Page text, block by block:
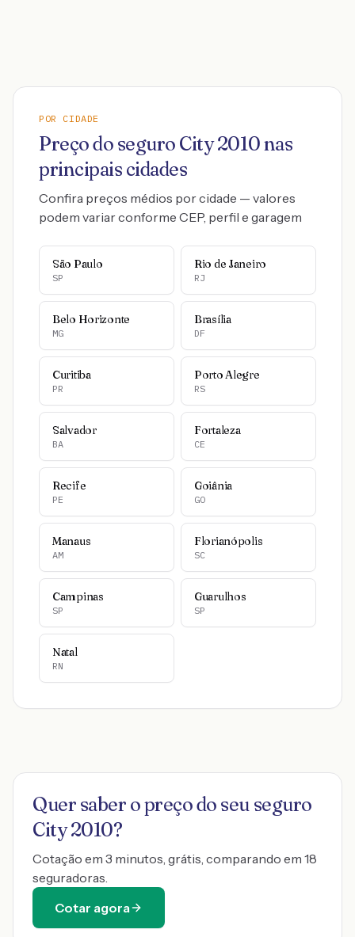
POR CIDADE
Preço do seguro City2010nas
principais cidades
Confira preços médios por cidade — valores
podem variar conforme CEP, perfil e garagem
São Paulo
SP
Rio de Janeiro
RJ
Belo Horizonte
MG
Brasília
DF
Curitiba
PR
Porto Alegre
RS
Salvador
BA
Fortaleza
CE
Recife
PE
Goiânia
GO
Manaus
AM
Florianópolis
SC
Campinas
SP
Guarulhos
SP
Natal
RN
Quer saber o preço do seu seguro
City 2010?
Cotação em 3 minutos, grátis, comparando em 18
seguradoras.
Cotar agora